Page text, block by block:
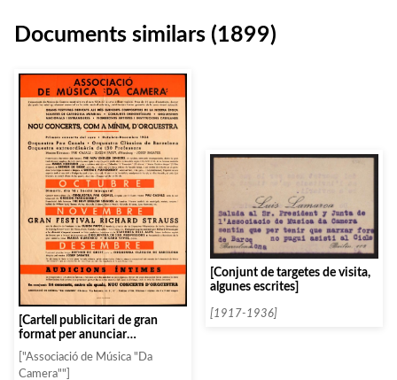
Documents similars (1899)
[Cartell publicitari de gran
format per anunciar
l’innauguració de la temporada
34-35]
["Associació de Música "Da
Camera""]
[Conjunt de targetes de visita,
algunes escrites]
[1917-1936]